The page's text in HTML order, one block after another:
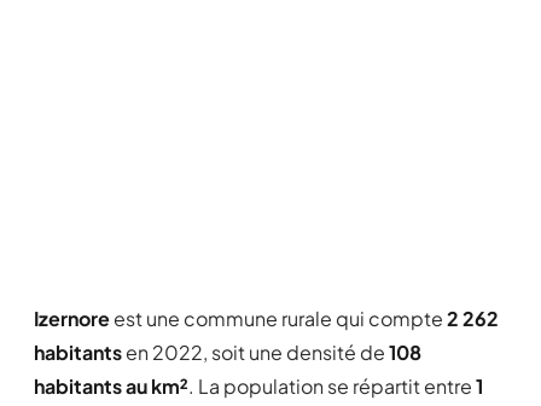
Izernoreest une commune rurale qui compte2 262
habitantsen 2022, soit une densité de108
habitants au km². La population se répartit entre1